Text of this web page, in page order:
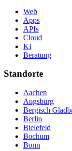
Web
Apps
APIs
Cloud
KI
Beratung
Standorte
Aachen
Augsburg
Bergisch
Berlin
Bielefeld
Bochum
Bonn